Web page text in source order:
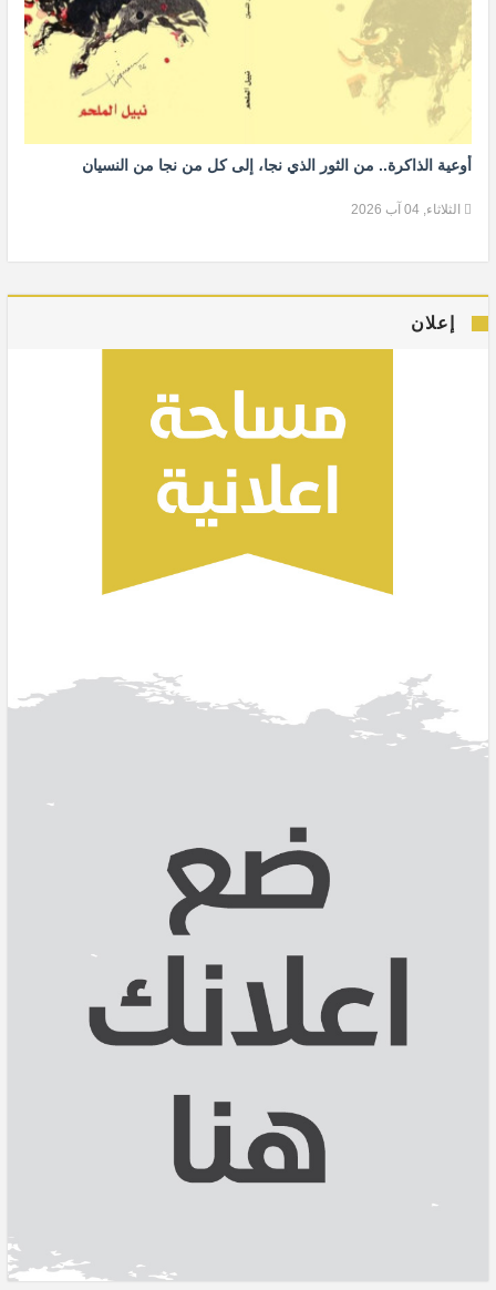
أوعية الذاكرة.. من الثور الذي نجا، إلى كل من نجا من النسيان
الثلاثاء, 04 آب 2026
إعلان